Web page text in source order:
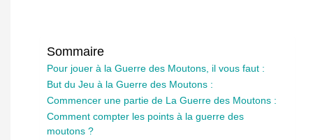
Sommaire
Pour jouer à la Guerre des Moutons, il vous faut :
But du Jeu à la Guerre des Moutons :
Commencer une partie de La Guerre des Moutons :
Comment compter les points à la guerre des
moutons ?